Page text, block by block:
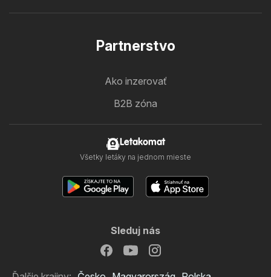
Partnerstvo
Ako inzerovať
B2B zóna
Letakomat
Všetky letáky na jednom mieste
Sleduj nás